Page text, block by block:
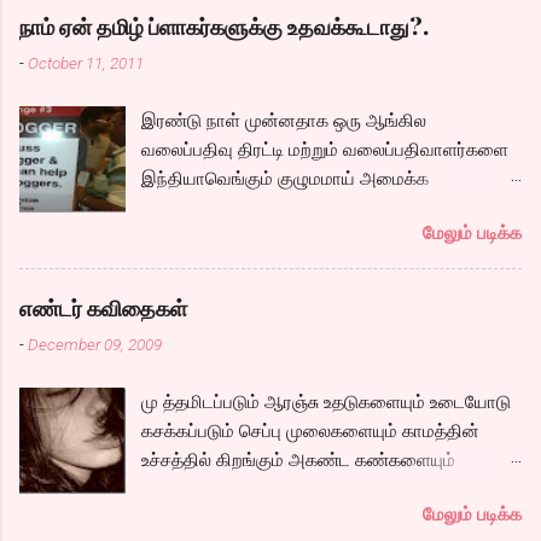
அழைக்கப்படும் கார்த்தி. இவர்களுடன் நம்முடய
ஆறு போல ஓடுகிறது படம். பெரியதாய் கதை ஏதும்
நகராவிட்டாலும், ரீமாவின் அதிரடி கேரக்டரும்,
ஆண்ட்ரியாவின் அமைதியான கேரக்டரும்,
கார்த்தியின் அடாவடி, தடாலடி வெட்டி பேச்சு க...
நாம் ஏன் தமிழ் ப்ளாகர்களுக்கு உதவக்கூடாது?.
- October 11, 2011
இரண்டு நாள் முன்னதாக ஒரு ஆங்கில
வலைப்பதிவு திரட்டி மற்றும் வலைப்பதிவாளர்களை
இந்தியாவெங்கும் குழுமமாய் அமைக்க
பதிவர் சந்திப்புக்கு ஏற்பாடு செய்திருந்தது.
இவர்கள் வருடா வருடம் நடத்துவதுதான். இம்முறை
நிறைய தமிழ் வலைப்பூக்கள் நடத்துபவர்களும்
கலந்து கொண்டோம்.
மேலும் படிக்க
எண்டர் கவிதைகள்
-December 09, 2009
மு த்தமிடப்படும் ஆரஞ்சு உதடுகளையும் உடையோடு
கசக்கப்படும் செப்பு முலைகளையும் காமத்தின்
உச்சத்தில் கிறங்கும் அகண்ட கண்களையும்
நீண்ட பயணமாய் வருடிச் செல்லும் பாம்புத்மேலும் படிக்க